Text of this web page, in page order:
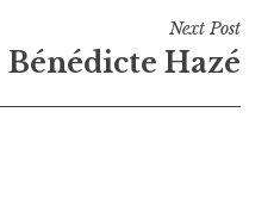
Next Post
Bénédicte Hazé